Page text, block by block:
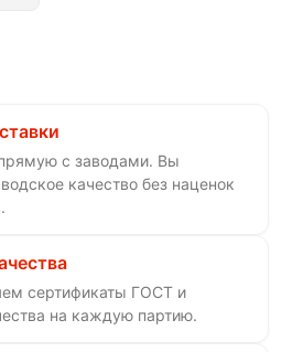
с заводами. Вы
качество без наценок
сертификаты ГОСТ и
на каждую партию.